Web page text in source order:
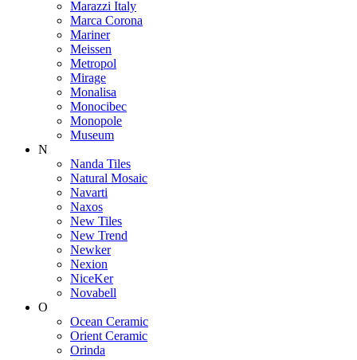
Marazzi Italy
Marca Corona
Mariner
Meissen
Metropol
Mirage
Monalisa
Monocibec
Monopole
Museum
N
Nanda Tiles
Natural Mosaic
Navarti
Naxos
New Tiles
New Trend
Newker
Nexion
NiceKer
Novabell
O
Ocean Ceramic
Orient Ceramic
Orinda